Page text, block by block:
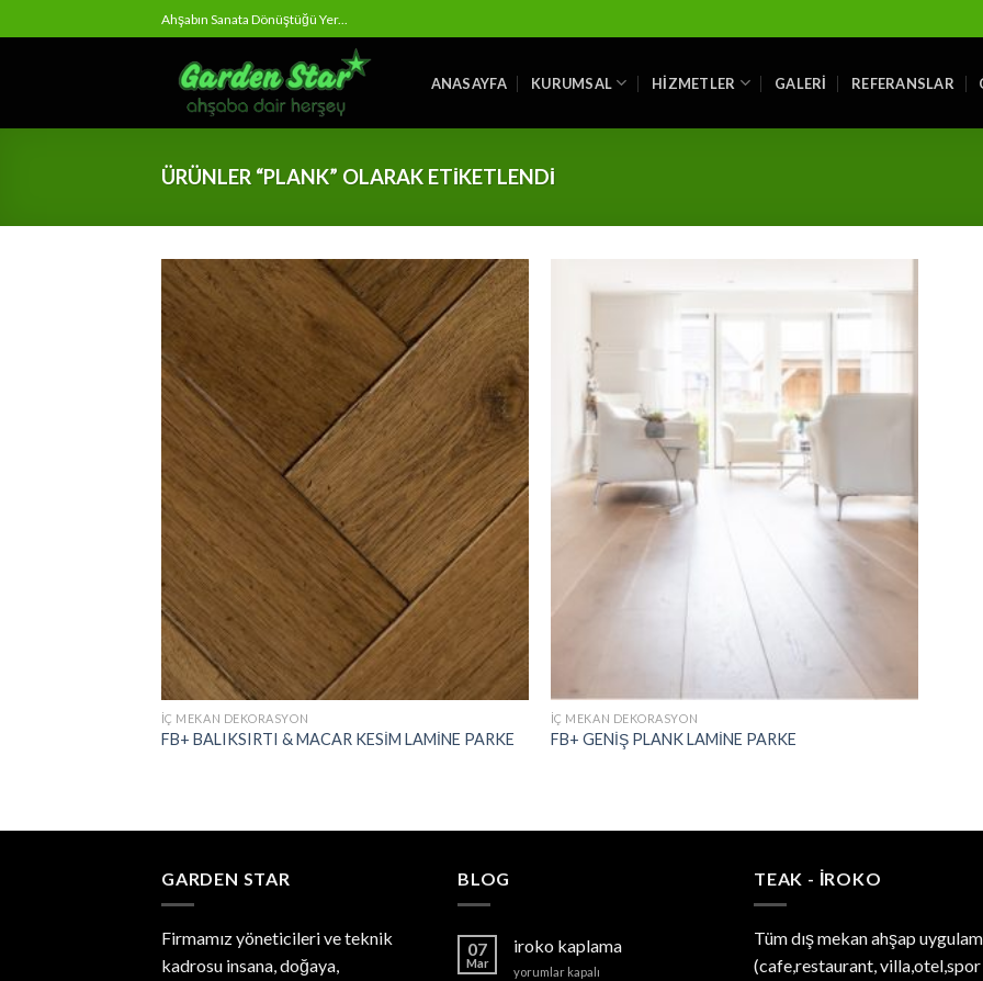
to
Ahşabın Sanata Dönüştüğü Yer...
ANASAYFA KURUMSAL HIZMETLER GALERI REFERANSLAR
ÜRÜNLER “PLANK” OLARAK ETIKETLENDI
İÇ MEKAN DEKORASYON
FB+ BALIKSIRTI & MACAR KESİM LAMİNE PARKE
İÇ MEKAN DEKORASYON
FB+ GENİŞ PLANK LAMİNE PARKE
GARDEN STAR
Firmamız yöneticileri ve teknik
kadrosu insana, doğaya,
BLOG
07
Mar
iroko kaplama
iroko
yorumlar kapalı
TEAK - IROKO
Tüm dış mekan ahşap
(cafe,restaurant, villa,otel,spor